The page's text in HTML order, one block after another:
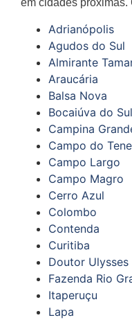
em cidades
Adrianópolis
Agudos do Sul
Almirante
Araucária
Balsa Nova
Bocaiúva do Sul
Campina
Campo do
Campo Largo
Campo Magro
Cerro Azul
Colombo
Contenda
Curitiba
Doutor Ulysses
Fazenda Rio
Itaperuçu
Lapa